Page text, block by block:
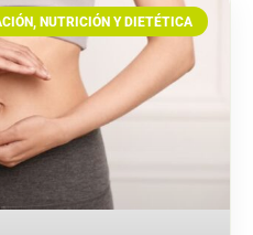
NUTRICIÓN Y DIETÉTICA